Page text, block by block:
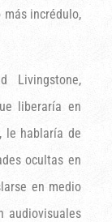
más incrédulo,
Livingstone,
liberaría en
le hablaría de
ocultas en
en medio
audiovisuales